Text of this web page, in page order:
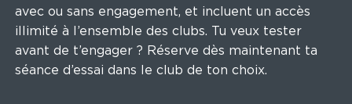
avec ou sans engagement, et incluent un accès
illimité à l’ensemble des clubs. Tu veux tester
avant de t’engager ? Réserve dès maintenant ta
séance d’essai dans le club de ton choix.